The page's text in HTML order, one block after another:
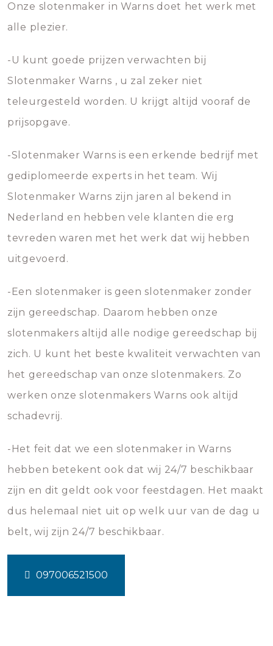
Onze slotenmaker in Warns doet het werk met
alle plezier.
-U kunt goede prijzen verwachten bij
Slotenmaker Warns , u zal zeker niet
teleurgesteld worden. U krijgt altijd vooraf de
prijsopgave.
-Slotenmaker Warns is een erkende bedrijf met
gediplomeerde experts in het team. Wij
Slotenmaker Warns zijn jaren al bekend in
Nederland en hebben vele klanten die erg
tevreden waren met het werk dat wij hebben
uitgevoerd.
-Een slotenmaker is geen slotenmaker zonder
zijn gereedschap. Daarom hebben onze
slotenmakers altijd alle nodige gereedschap bij
zich. U kunt het beste kwaliteit verwachten van
het gereedschap van onze slotenmakers. Zo
werken onze slotenmakers Warns ook altijd
schadevrij.
-Het feit dat we een slotenmaker in Warns
hebben betekent ook dat wij 24/7 beschikbaar
zijn en dit geldt ook voor feestdagen. Het maakt
dus helemaal niet uit op welk uur van de dag u
belt, wij zijn 24/7 beschikbaar.
097006521500